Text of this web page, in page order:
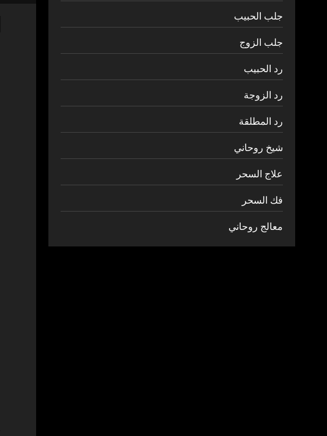
جلب الحبيب
جلب الزوج
رد الحبيب
رد الزوجة
رد المطلقة
شيخ روحاني
علاج السحر
فك السحر
معالج روحاني